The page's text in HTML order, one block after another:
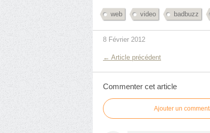
web video badbuzz
8 Février 2012
← Article précédent
Commenter cet article
Ajouter un